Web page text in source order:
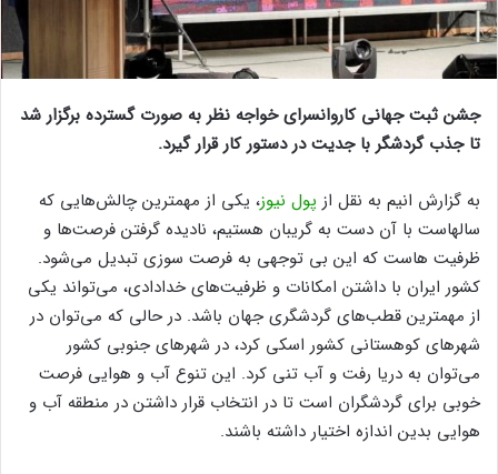
جشن ثبت جهانی کاروانسرای خواجه نظر به صورت گسترده برگزار شد
تا جذب گردشگر با جدیت در دستور کار قرار گیرد.
به گزارش انیم به نقل از پول نیوز، یکی از مهمترین چالش‌هایی که
سالهاست با آن دست به گریبان هستیم، نادیده گرفتن فرصت‌ها و
ظرفیت هاست که این بی توجهی به فرصت سوزی تبدیل می‌شود.
کشور ایران با داشتن امکانات و ظرفیت‌های خدادادی، می‌تواند یکی
از مهمترین قطب‌های گردشگری جهان باشد. در حالی که می‌توان در
شهر‌های کوهستانی کشور اسکی کرد، در شهر‌های جنوبی کشور
می‌توان به دریا رفت و آب تنی کرد. این تنوع آب و هوایی فرصت
خوبی برای گردشگران است تا در انتخاب قرار داشتن در منطقه آب و
هوایی بدین اندازه اختیار داشته باشند.